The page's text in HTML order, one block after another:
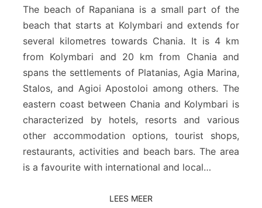
n
i
a
n
a
-
s
r
a
n
d
The beach of Rapaniana is a small part of the
beach that starts at Kolymbari and extends for
several kilometres towards Chania. It is 4 km
from Kolymbari and 20 km from Chania and
spans the settlements of Platanias, Agia Marina,
Stalos, and Agioi Apostoloi among others. The
eastern coast between Chania and Kolymbari is
characterized by hotels, resorts and various
other accommodation options, tourist shops,
restaurants, activities and beach bars. The area
is a favourite with international and local…
LEES MEER